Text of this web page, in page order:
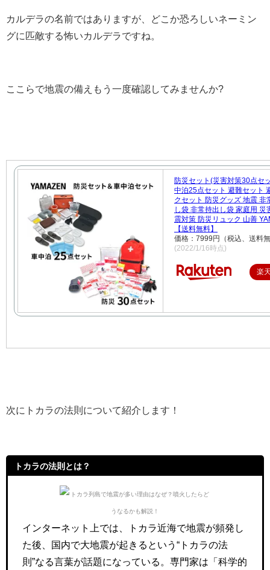
カルデラの名前ではありますが、どこか恐ろしいネーミン
グに匹敵する怖いカルデラですね。
ここらで地震の備えもう一度確認してみませんか?
防災セット(災害対策30点セ
中泊25点セット 避難セット
クセット 防災グッズ 地震 非
し袋 非常持出し袋 家庭用 災
震対策 防災リュック 山善
【送料無料】
価格：7999円（税込、送料
(2022/1/16時点)
楽
次にトカラの法則について紹介します！
トカラの法則とは？
インターネット上では、トカラ近海で地震が頻発し
た後、国内で大地震が起きるという“トカラの法
則”なる言葉が話題になっている。専門家は「科学的